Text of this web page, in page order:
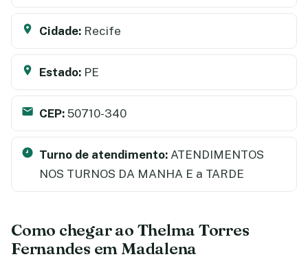
Cidade: Recife
Estado: PE
CEP: 50710-340
Turno de atendimento: ATENDIMENTOS
NOS TURNOS DA MANHA E a TARDE
Como chegar ao Thelma Torres
Fernandes em Madalena